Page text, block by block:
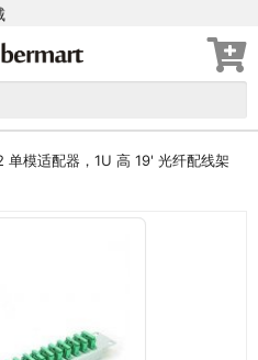
模适配器，1U 高 19' 光纤配线架